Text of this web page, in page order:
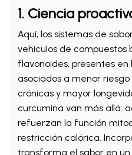
1. Ciencia
Aquí, los sistemas de
vehículos de compuestos
flavonoides, presentes en
asociados a menor
crónicas y mayor
curcumina van más allá:
refuerzan la función
restricción calórica.
transforma el sabor en